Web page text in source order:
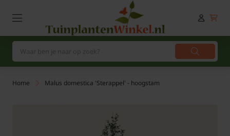
Home Malus domestica 'Sterappel' - hoogstam